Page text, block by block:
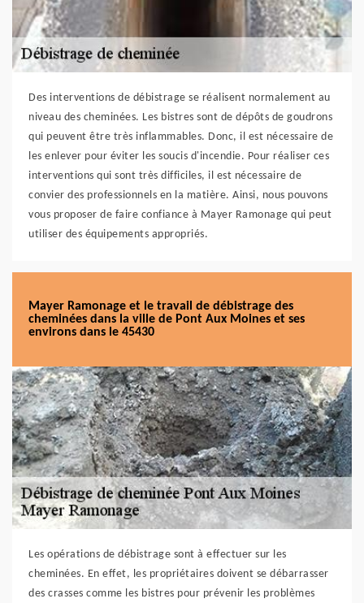
Des interventions de débistrage se réalisent normalement au
niveau des cheminées. Les bistres sont de dépôts de goudrons
qui peuvent être très inflammables. Donc, il est nécessaire de
les enlever pour éviter les soucis d'incendie. Pour réaliser ces
interventions qui sont très difficiles, il est nécessaire de
convier des professionnels en la matière. Ainsi, nous pouvons
vous proposer de faire confiance à Mayer Ramonage qui peut
utiliser des équipements appropriés.
Mayer Ramonage et le travail de débistrage des
cheminées dans la ville de Pont Aux Moines et ses
environs dans le 45430
Les opérations de débistrage sont à effectuer sur les
cheminées. En effet, les propriétaires doivent se débarrasser
des crasses comme les bistres pour prévenir les problèmes